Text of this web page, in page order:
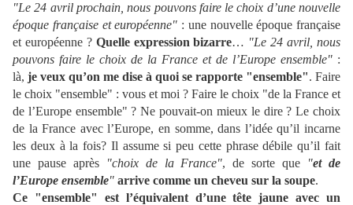
"Le 24 avril prochain, nous pouvons faire le choix d’une nouvelle
époque française et européenne" : une nouvelle époque française
et européenne ? Quelle expression bizarre… "Le 24 avril, nous
pouvons faire le choix de la France et de l’Europe ensemble" :
là, je veux qu’on me dise à quoi se rapporte "ensemble". Faire
le choix "ensemble" : vous et moi ? Faire le choix "de la France et
de l’Europe ensemble" ? Ne pouvait-on mieux le dire ? Le choix
de la France avec l’Europe, en somme, dans l’idée qu’il incarne
les deux à la fois? Il assume si peu cette phrase débile qu’il fait
une pause après
"choix de la France", de sorte que "et de
l’Europe ensemble" arrive comme un cheveu sur la soupe.
Ce "ensemble" est l’équivalent d’une tête jaune avec un